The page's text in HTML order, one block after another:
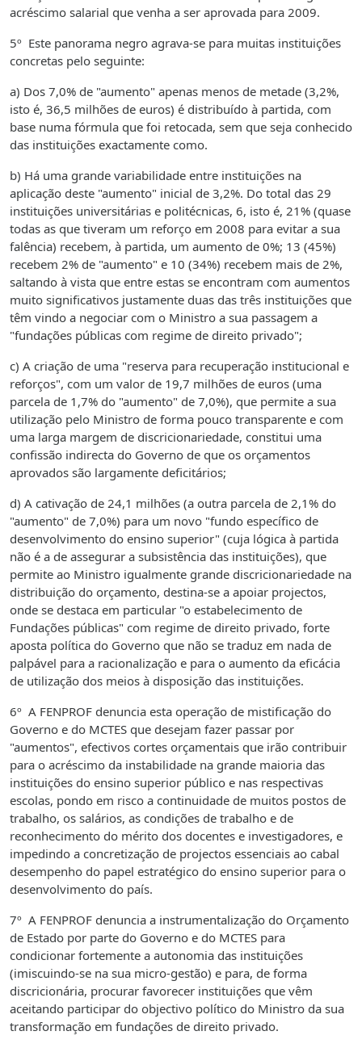
acréscimo salarial que venha a ser aprovada para 2009.
5º Este panorama negro agrava-se para muitas instituições
concretas pelo seguinte:
a) Dos 7,0% de "aumento" apenas menos de metade (3,2%,
isto é, 36,5 milhões de euros) é distribuído à partida, com
base numa fórmula que foi retocada, sem que seja conhecido
das instituições exactamente como.
b) Há uma grande variabilidade entre instituições na
aplicação deste "aumento" inicial de 3,2%. Do total das 29
instituições universitárias e politécnicas, 6, isto é, 21% (quase
todas as que tiveram um reforço em 2008 para evitar a sua
falência) recebem, à partida, um aumento de 0%; 13 (45%)
recebem 2% de "aumento" e 10 (34%) recebem mais de 2%,
saltando à vista que entre estas se encontram com aumentos
muito significativos justamente duas das três instituições que
têm vindo a negociar com o Ministro a sua passagem a
"fundações públicas com regime de direito privado";
c) A criação de uma "reserva para recuperação institucional e
reforços", com um valor de 19,7 milhões de euros (uma
parcela de 1,7% do "aumento" de 7,0%), que permite a sua
utilização pelo Ministro de forma pouco transparente e com
uma larga margem de discricionariedade, constitui uma
confissão indirecta do Governo de que os orçamentos
aprovados são largamente deficitários;
d) A cativação de 24,1 milhões (a outra parcela de 2,1% do
"aumento" de 7,0%) para um novo "fundo específico de
desenvolvimento do ensino superior" (cuja lógica à partida
não é a de assegurar a subsistência das instituições), que
permite ao Ministro igualmente grande discricionariedade na
distribuição do orçamento, destina-se a apoiar projectos,
onde se destaca em particular "o estabelecimento de
Fundações públicas" com regime de direito privado, forte
aposta política do Governo que não se traduz em nada de
palpável para a racionalização e para o aumento da eficácia
de utilização dos meios à disposição das instituições.
6º A FENPROF denuncia esta operação de mistificação do
Governo e do MCTES que desejam fazer passar por
"aumentos", efectivos cortes orçamentais que irão contribuir
para o acréscimo da instabilidade na grande maioria das
instituições do ensino superior público e nas respectivas
escolas, pondo em risco a continuidade de muitos postos de
trabalho, os salários, as condições de trabalho e de
reconhecimento do mérito dos docentes e investigadores, e
impedindo a concretização de projectos essenciais ao cabal
desempenho do papel estratégico do ensino superior para o
desenvolvimento do país.
7º A FENPROF denuncia a instrumentalização do Orçamento
de Estado por parte do Governo e do MCTES para
condicionar fortemente a autonomia das instituições
(imiscuindo-se na sua micro-gestão) e para, de forma
discricionária, procurar favorecer instituições que vêm
aceitando participar do objectivo político do Ministro da sua
transformação em fundações de direito privado.